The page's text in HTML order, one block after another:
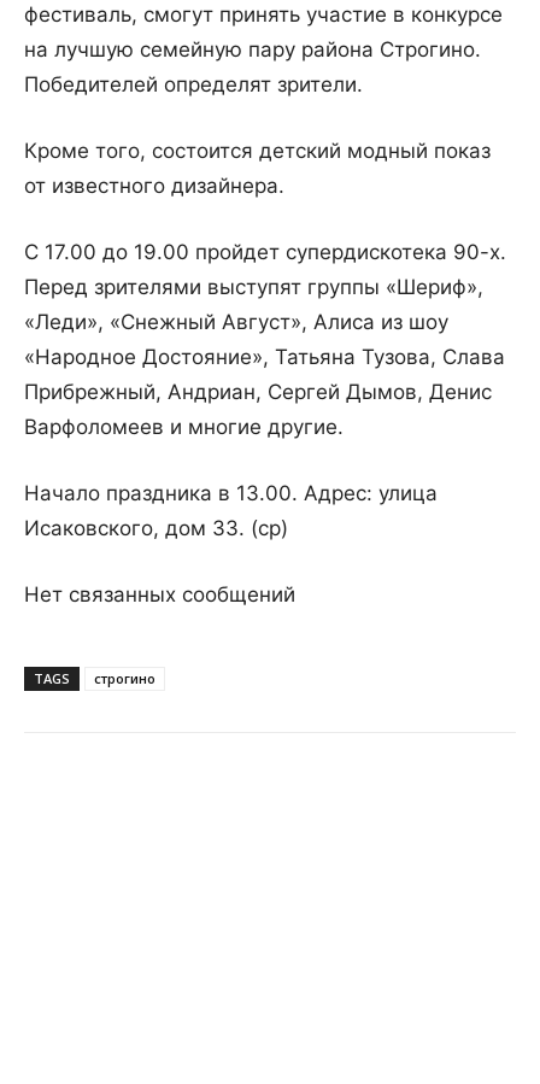
фестиваль, смогут принять участие в конкурсе
на лучшую семейную пару района Строгино.
Победителей определят зрители.
Кроме того, состоится детский модный показ
от известного дизайнера.
С 17.00 до 19.00 пройдет супердискотека 90-х.
Перед зрителями выступят группы «Шериф»,
«Леди», «Снежный Август», Алиса из шоу
«Народное Достояние», Татьяна Тузова, Слава
Прибрежный, Андриан, Сергей Дымов, Денис
Варфоломеев и многие другие.
Начало праздника в 13.00. Адрес: улица
Исаковского, дом 33. (ср)
Нет связанных сообщений
TAGS строгино